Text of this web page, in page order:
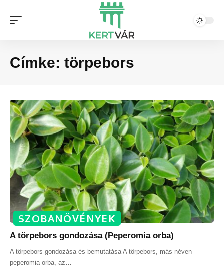
Címke: törpebors
SZOBANÖVÉNYEK
A törpebors gondozása (Peperomia orba)
A törpebors gondozása és bemutatása A törpebors, más néven
peperomia orba, az